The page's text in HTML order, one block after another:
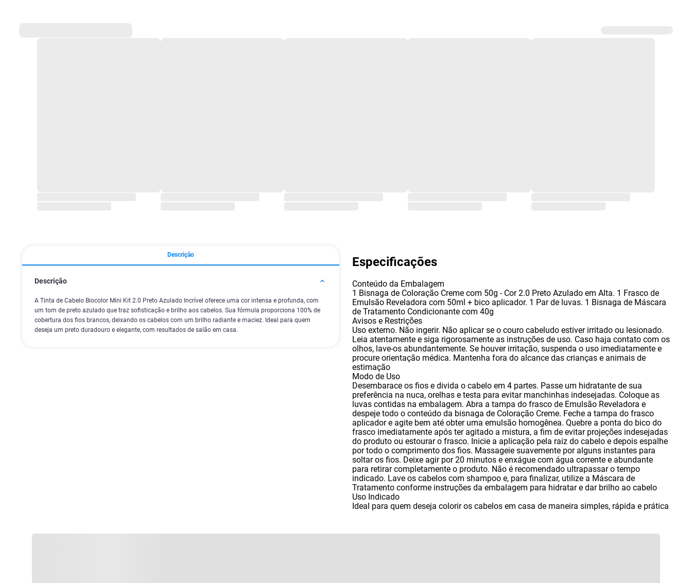
Descrição
Descrição
A Tinta de Cabelo Biocolor Mini Kit 2.0 Preto Azulado Incrível oferece uma cor intensa e profunda, com
um tom de preto azulado que traz sofisticação e brilho aos cabelos. Sua fórmula proporciona 100% de
cobertura dos fios brancos, deixando os cabelos com um brilho radiante e maciez. Ideal para quem
deseja um preto duradouro e elegante, com resultados de salão em casa.
Especificações
Conteúdo da Embalagem
1 Bisnaga de Coloração Creme com 50g - Cor 2.0 Preto Azulado em Alta. 1 Frasco de
Emulsão Reveladora com 50ml + bico aplicador. 1 Par de luvas. 1 Bisnaga de Máscara
de Tratamento Condicionante com 40g
Avisos e Restrições
Uso externo. Não ingerir. Não aplicar se o couro cabeludo estiver irritado ou lesionado.
Leia atentamente e siga rigorosamente as instruções de uso. Caso haja contato com os
olhos, lave-os abundantemente. Se houver irritação, suspenda o uso imediatamente e
procure orientação médica. Mantenha fora do alcance das crianças e animais de
estimação
Modo de Uso
Desembarace os fios e divida o cabelo em 4 partes. Passe um hidratante de sua
preferência na nuca, orelhas e testa para evitar manchinhas indesejadas. Coloque as
luvas contidas na embalagem. Abra a tampa do frasco de Emulsão Reveladora e
despeje todo o conteúdo da bisnaga de Coloração Creme. Feche a tampa do frasco
aplicador e agite bem até obter uma emulsão homogênea. Quebre a ponta do bico do
frasco imediatamente após ter agitado a mistura, a fim de evitar projeções indesejadas
do produto ou estourar o frasco. Inicie a aplicação pela raiz do cabelo e depois espalhe
por todo o comprimento dos fios. Massageie suavemente por alguns instantes para
soltar os fios. Deixe agir por 20 minutos e enxágue com água corrente e abundante
para retirar completamente o produto. Não é recomendado ultrapassar o tempo
indicado. Lave os cabelos com shampoo e, para finalizar, utilize a Máscara de
Tratamento conforme instruções da embalagem para hidratar e dar brilho ao cabelo
Uso Indicado
Ideal para quem deseja colorir os cabelos em casa de maneira simples, rápida e prática